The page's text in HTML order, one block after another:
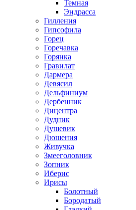
Темная
Эндрасса
Гилления
Гипсофила
Горец
Горечавка
Горянка
Гравилат
Дармера
Девясил
Дельфиниум
Дербенник
Дицентра
Дудник
Душевик
Дюшения
Живучка
Змееголовник
Зопник
Иберис
Ирисы
Болотный
Бородатый